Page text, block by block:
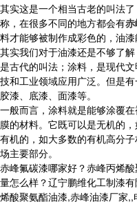
其实这是一个相当古老的叫法
称，在很多不同的地方都会有
料才能够被制作成彩色的，油
其实我们对于油漆还是不够了
是古代的叫法；涂料，是现代
技和工业领域应用广泛。但是
胶漆、底漆、面漆等。
一般而言，涂料就是能够涂覆
膜的材料。它既可以是无机的
有机的，如大多数的有机高分
场主要部分。
赤峰氟碳漆哪家好？赤峰丙烯
量怎么样？辽宁鹏维化工制漆
烯酸聚氨酯油漆,赤峰油漆厂家